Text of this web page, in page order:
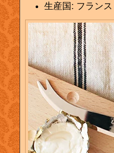
生産国: フランス